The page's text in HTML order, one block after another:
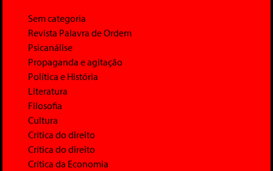
Sem categoria
Revista Palavra de Ordem
Psicanálise
Propaganda e agitação
Política e História
Literatura
Filosofia
Cultura
Crítica do direito
Crítica do direito
Crítica da Economia